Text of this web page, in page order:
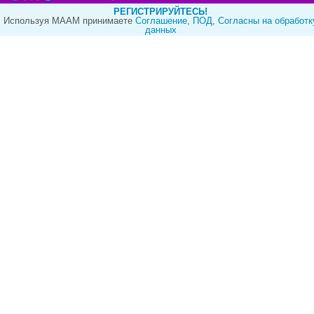
РЕГИСТРИРУЙТЕСЬ!
Используя МААМ принимаете Cоглашение, ПОД, Согласны на
данных